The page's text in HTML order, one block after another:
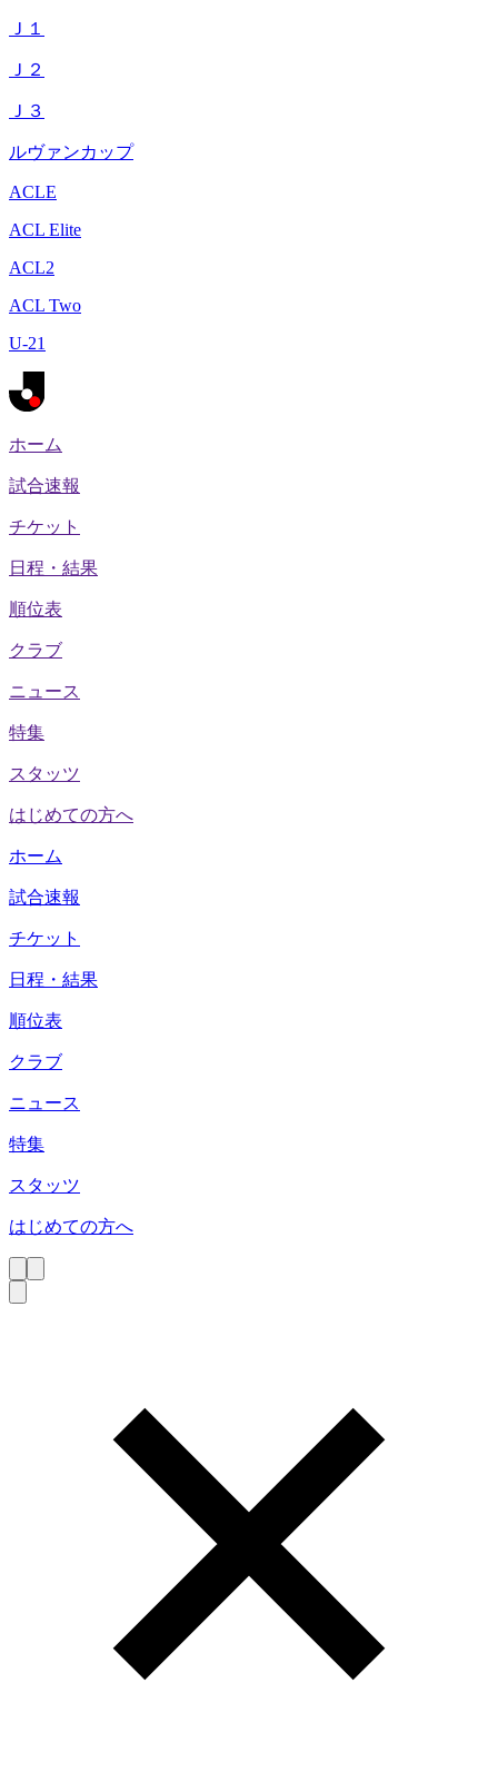
Ｊ１
Ｊ２
Ｊ３
ルヴァンカップ
ACLE
ACL Elite
ACL2
ACL Two
U-21
ホーム
試合速報
チケット
日程・結果
順位表
クラブ
ニュース
特集
スタッツ
はじめての方へ
ホーム
試合速報
チケット
日程・結果
順位表
クラブ
ニュース
特集
スタッツ
はじめての方へ